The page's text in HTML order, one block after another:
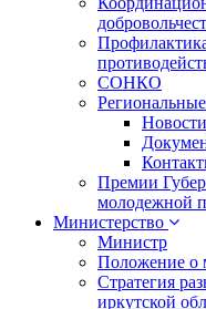
СОНКО
Новости
Премии
молодежной
Министерство
Министр
Положение о
Стратегия
иркутской